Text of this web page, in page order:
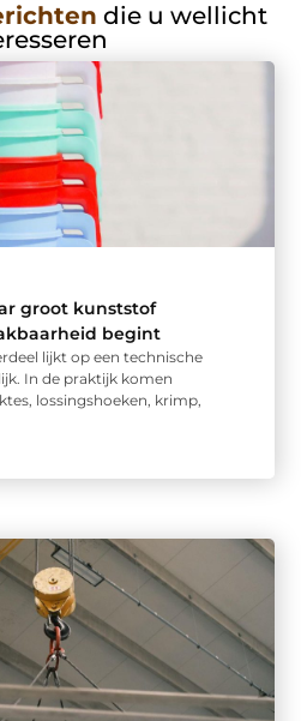
die u wellicht
groot kunststof
begint
lijkt op een technische
In de praktijk komen
lossingshoeken, krimp,